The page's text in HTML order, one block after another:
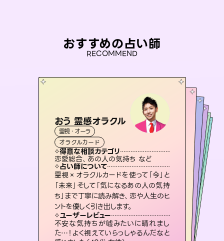
おすすめの占い師
RECOMMEND
おう 霊感オラクル
霊視・オーラ
オラクルカード
得意な相談カテゴリ
恋愛総合、あの人の気持ち など
占い師について
霊視×オラクルカードを使って「今」と
「未来」そして「気になるあの人の気持
ち」まで丁寧に読み解き、恋や人生のヒ
ントを優しく引き出します。
ユーザーレビュー
不安な気持ちが嘘みたいに晴れまし
た…！よく視えていらっしゃるんだなと
桃源珠羽（とうげんみう
霊視・オーラ
スピリチュアル・リーディング
得意な相談カテゴリ
片想い、あの人の気持ち、復縁 など
占い師について
恋愛のお悩みの中でも特に「曖昧な関
係」の相談を得意としており、友達以上
恋人未満なお相手との今後や本音を丁
寧に読み解き恋愛成就へと導きます。
ユーザーレビュー
鑑定していただいてアドバイス通りに行
動すると仲が復活してきました。ありが
とうございました（40代 女性）
未来視師＊花
霊視・オーラ
スピリチュアル・リーディング
得意な相談カテゴリ
出逢い、片想い、復縁 など
占い師について
未来には何パターンもの選択肢があり
ます。不安で視えにくくなっているあな
たの素敵な未来を見つけ、その未来を
選択できるようアドバイスします。
ユーザーレビュー
職場の人の性質や人間関係、本心など
本当によく視えていてびっくり。対策が
打てて前向きになれます（40代）
アイリス -iris-
西洋占星術
ルーン
得意な相談カテゴリ
恋愛総合、片想い、二人の未来 など
占い師について
復縁、恋愛、不倫の行方、同性愛や片思い、仕事関係や借金問題まで知りたいことや心の負担になっていることを紐解き、背中をそっと押して導きます。
ユーザーレビュー
安心感のあり、言い切ってくれる所や濁
さない鑑定のおかげで、毎回自分の気
持ちを整えられます（30代 男性）
セラピスト理恵
スピリチュアル・リーディング
得意な相談カテゴリ
片想い、二人の未来、年の差 など
占い師について
連絡再開、復縁、成就などの報告実績
多数。セラピストとして2万超の施術経
験があるからこそできる鑑定で、より良
い未来をサポートします。
ユーザーレビュー
とても心温まる鑑定でした。しかもこち
らは何も言っていないのに視えていらっ
しゃるんだなと驚きです（30代女性）
霊視・オーラ
スピリチュアル・リーディング
得意な相談カテゴリ
片想い、あの人の気持ち、復縁 など
占い師について
3,700年以上の歴史を持つ東洋最古の
占術「易占」で詳細まで占い、幸せへ向
かう道筋を示します。厳しい結果にも具
体的な対策をお伝えします。
ユーザーレビュー
複雑な背景もしっかり聞いて鑑定して
いただけました。気持ちが楽になりまし
た（50代 女性）